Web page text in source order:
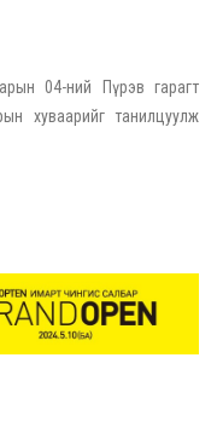
04-ний Пүрэв гарагт
хуваарийг танилцуулж